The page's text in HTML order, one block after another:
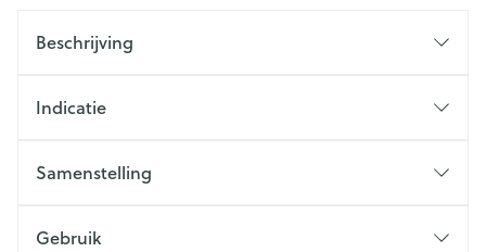
Beschrijving
Indicatie
Samenstelling
Gebruik